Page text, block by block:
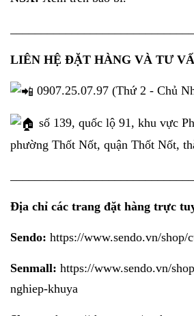
LIÊN HỆ ĐẶT HÀNG VÀ TƯ
0907.25.07.97 (Thứ 2 - Chủ
số 139, quốc lộ 91, khu vực
phường Thốt Nốt, quận Thốt Nốt,
Địa chỉ các trang đặt hàng trực
Sendo: https://www.sendo.vn/shop/
Senmall: https://www.sendo.vn/
nghiep-khuya